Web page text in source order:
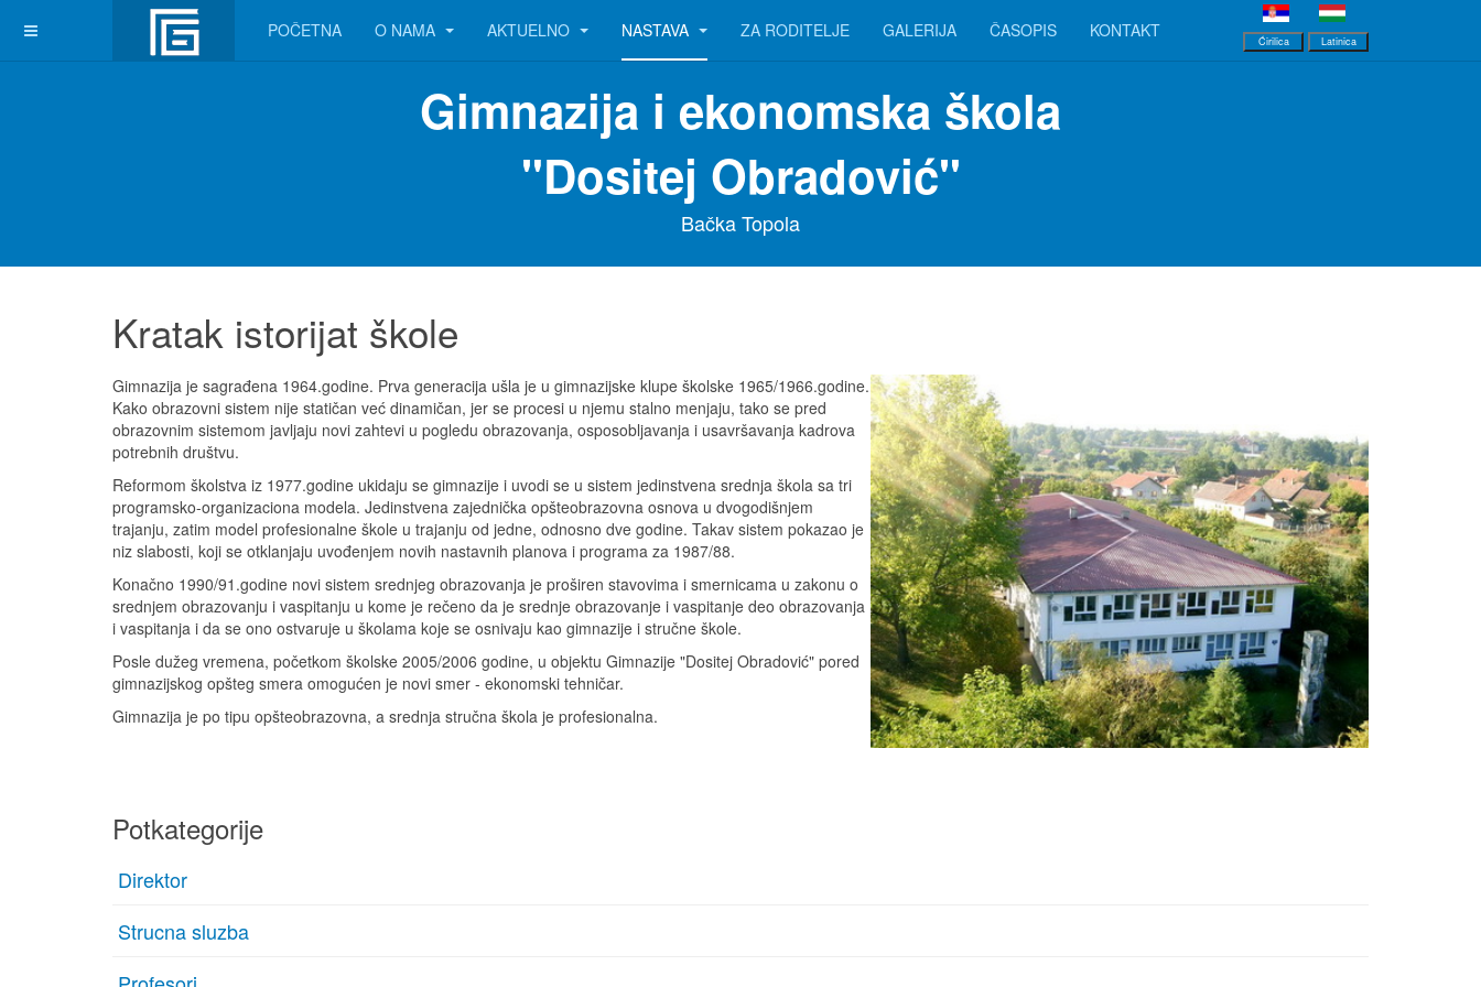
Ćirilica Latinica
POČETNA O NAMA AKTUELNO NASTAVA ZA RODITELJE GALERIJA ČASOPIS KONTAKT
Gimnazija i ekonomska škola
"Dositej Obradović"
Bačka Topola
Kratak istorijat škole
Gimnazija je sagrađena 1964.godine. Prva generacija ušla je u gimnazijske klupe školske 1965/1966.godine.
Kako obrazovni sistem nije statičan već dinamičan, jer se procesi u njemu stalno menjaju, tako se pred
obrazovnim sistemom javljaju novi zahtevi u pogledu obrazovanja, osposobljavanja i usavršavanja kadrova
potrebnih društvu.
Reformom školstva iz 1977.godine ukidaju se gimnazije i uvodi se u sistem jedinstvena srednja škola sa tri
programsko-organizaciona modela. Jedinstvena zajednička opšteobrazovna osnova u dvogodišnjem
trajanju, zatim model profesionalne škole u trajanju od jedne, odnosno dve godine. Takav sistem pokazao je
niz slabosti, koji se otklanjaju uvođenjem novih nastavnih planova i programa za 1987/88.
Konačno 1990/91.godine novi sistem srednjeg obrazovanja je proširen stavovima i smernicama u zakonu o
srednjem obrazovanju i vaspitanju u kome je rečeno da je srednje obrazovanje i vaspitanje deo obrazovanja
i vaspitanja i da se ono ostvaruje u školama koje se osnivaju kao gimnazije i stručne škole.
Posle dužeg vremena, početkom školske 2005/2006 godine, u objektu Gimnazije "Dositej Obradović" pored
gimnazijskog opšteg smera omogućen je novi smer - ekonomski tehničar.
Gimnazija je po tipu opšteobrazovna, a srednja stručna škola je profesionalna.
Potkategorije
Direktor
Strucna sluzba